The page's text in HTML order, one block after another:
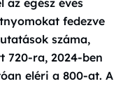
egész éves
fedezve
száma,
720-ra, 2024-ben
eléri a 800-at. A